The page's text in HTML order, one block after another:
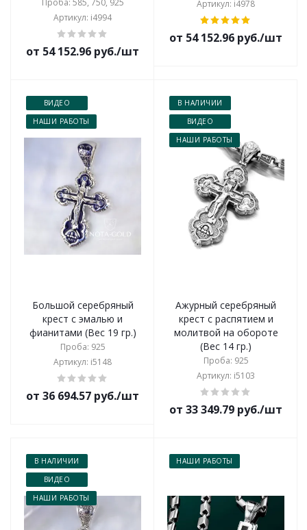
Проба: 585, 750, 925
Артикул: i4994
от 54 152.96 руб./шт
Артикул: i4978
от 54 152.96 руб./шт
ВИДЕО
НАШИ РАБОТЫ
Большой серебряный
крест с эмалью и
фианитами (Вес 19 гр.)
Проба: 925
Артикул: i5148
от 36 694.57 руб./шт
В НАЛИЧИИ
ВИДЕО
НАШИ РАБОТЫ
Ажурный серебряный
крест с распятием и
молитвой на обороте
(Вес 14 гр.)
Проба: 925
Артикул: i5103
от 33 349.79 руб./шт
В НАЛИЧИИ
ВИДЕО
НАШИ РАБОТЫ
НАШИ РАБОТЫ